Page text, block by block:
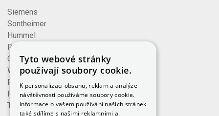
Siemens
Sontheimer
Hummel
Rose
Cembre
Wieland
Formzeug
Finder
TE Connectivity
Tyto webové stránky
používají soubory cookie.
K personalizaci obsahu, reklam a analýze
návštěvnosti používáme soubory cookie.
Informace o vašem používání našich stránek
také sdílíme s našimi reklamními a